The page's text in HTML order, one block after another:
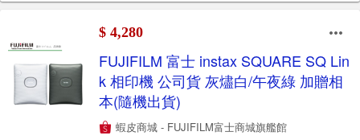
$ 4,280
FUJIFILM 富士 instax SQUARE SQ Lin
k 相印機 公司貨 灰燼白/午夜綠 加贈相
本(隨機出貨)
蝦皮商城 - FUJIFILM富士商城旗艦館